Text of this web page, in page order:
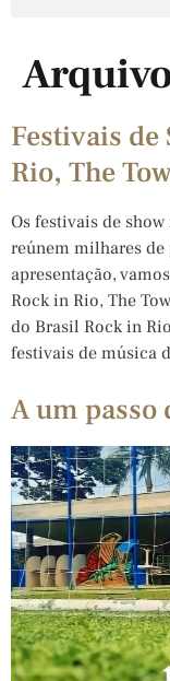
Festivais
Rio, The
Os festivais de
reúnem milhares de
apresentação,
Rock in Rio, The
do Brasil Rock in
festivais de música
A um passo